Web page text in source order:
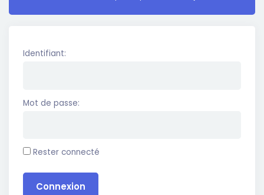
Identifiant:
Mot de passe:
Rester connecté
Connexion